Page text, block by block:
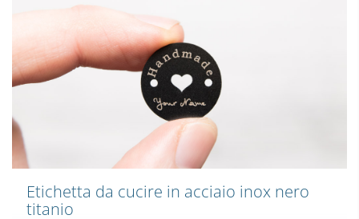
Etichetta da cucire in acciaio inox nero
titanio